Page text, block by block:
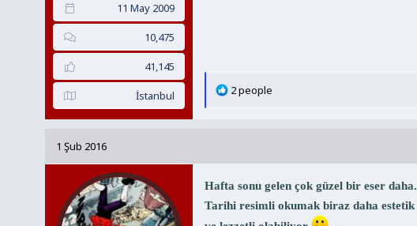
11 May 2009
10,475
41,145
İstanbul
T
l
e
r
2 people
1 Şub 2016
Hafta sonu gelen çok güzel bir eser daha.
Tarihi resimli okumak biraz daha estetik